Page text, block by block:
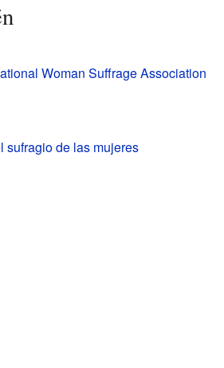
Woman Suffrage Association
sufragio de las mujeres